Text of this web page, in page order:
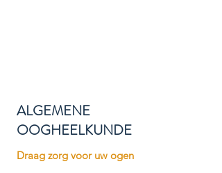
ALGEMENE
OOGHEELKUNDE
Draag zorg voor uw ogen